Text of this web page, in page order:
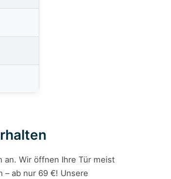
an. Wir öffnen Ihre Tür meist
ab nur 69 €! Unsere